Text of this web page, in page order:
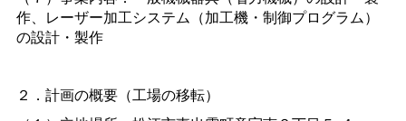
作、レーザー加工システム（加工機・制御プログラム）
の設計・製作
２．計画の概要（工場の移転）